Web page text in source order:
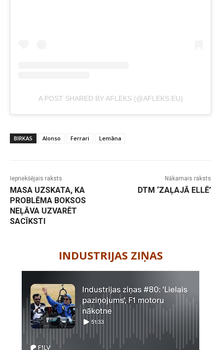
A POST SHARED BY AFLEKS (@AFLEKS.EU)
BIRKAS Alonso Ferrari Lemāna
Iepriekšējais raksts
MASA UZSKATA, KA
PROBLĒMA BOKSOS
NEĻĀVA UZVARĒT
SACĪKSTI
Nākamais raksts
DTM ‘ZAĻAJĀ ELLĒ’
INDUSTRIJAS ZIŅAS